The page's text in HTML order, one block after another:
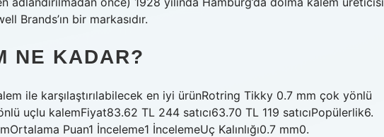
Brands’ın bir markasıdır.
NE KADAR?
ile karşılaştırılabilecek en iyi ürünRotring Tikky 0.7 mm çok yönlü
uçlu kalemFiyat83.62 TL 244 satıcı63.70 TL 119 satıcıPopülerlik6.
Puan1 İnceleme1 İncelemeUç Kalınlığı0.7 mm0.